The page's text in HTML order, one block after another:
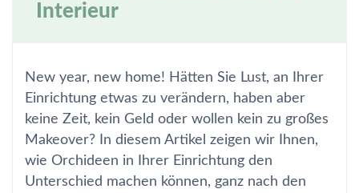
Interieur
New year, new home! Hätten Sie Lust, an Ihrer
Einrichtung etwas zu verändern, haben aber
keine Zeit, kein Geld oder wollen kein zu großes
Makeover? In diesem Artikel zeigen wir Ihnen,
wie Orchideen in Ihrer Einrichtung den
Unterschied machen können, ganz nach den